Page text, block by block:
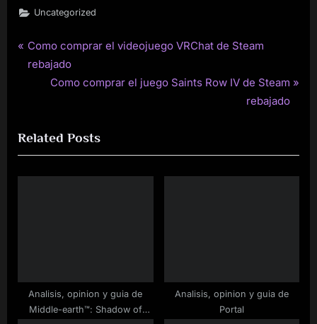
Uncategorized
Post
navigation
P
r
o
u
s
Como comprar el videojuego VRChat de Steam
rebajado
N
t
P
o
Como comprar el juego Saints Row IV de Steam
rebajado
Related Posts
Analisis, opinion y guia de
Middle-earth™: Shadow of
Analisis, opinion y guia de
Portal